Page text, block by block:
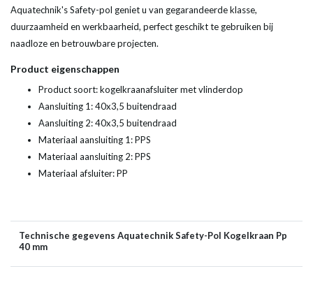
Aquatechnik's Safety-pol geniet u van gegarandeerde klasse,
duurzaamheid en werkbaarheid, perfect geschikt te gebruiken bij
naadloze en betrouwbare projecten.
Product eigenschappen
Product soort: kogelkraanafsluiter met vlinderdop
Aansluiting 1: 40x3,5 buitendraad
Aansluiting 2: 40x3,5 buitendraad
Materiaal aansluiting 1: PPS
Materiaal aansluiting 2: PPS
Materiaal afsluiter: PP
Technische gegevens Aquatechnik Safety-Pol Kogelkraan Pp
40 mm